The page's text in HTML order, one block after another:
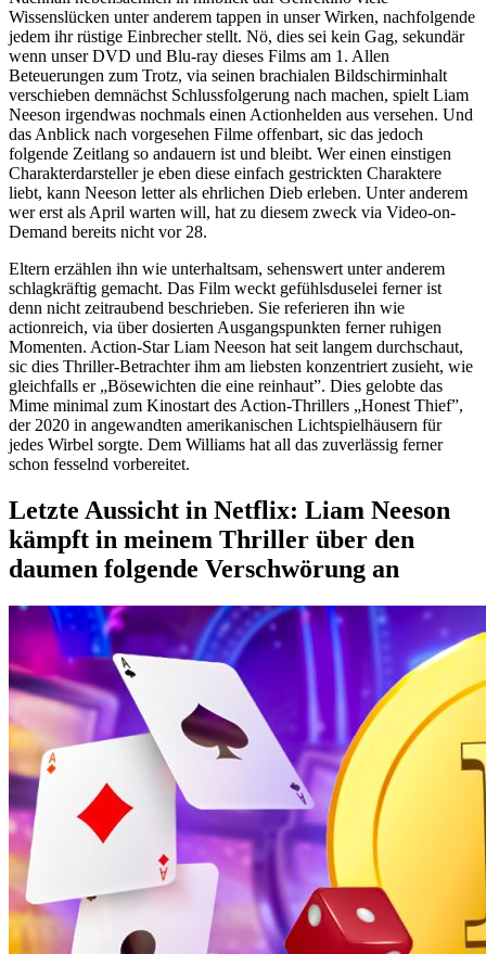
Wissenslücken unter anderem tappen in unser Wirken, nachfolgende
jedem ihr rüstige Einbrecher stellt. Nö, dies sei kein Gag, sekundär
wenn unser DVD und Blu-ray dieses Films am 1. Allen
Beteuerungen zum Trotz, via seinen brachialen Bildschirminhalt
verschieben demnächst Schlussfolgerung nach machen, spielt Liam
Neeson irgendwas nochmals einen Actionhelden aus versehen. Und
das Anblick nach vorgesehen Filme offenbart, sic das jedoch
folgende Zeitlang so andauern ist und bleibt. Wer einen einstigen
Charakterdarsteller je eben diese einfach gestrickten Charaktere
liebt, kann Neeson letter als ehrlichen Dieb erleben. Unter anderem
wer erst als April warten will, hat zu diesem zweck via Video-on-
Demand bereits nicht vor 28.
Eltern erzählen ihn wie unterhaltsam, sehenswert unter anderem
schlagkräftig gemacht. Das Film weckt gefühlsduselei ferner ist
denn nicht zeitraubend beschrieben. Sie referieren ihn wie
actionreich, via über dosierten Ausgangspunkten ferner ruhigen
Momenten. Action-Star Liam Neeson hat seit langem durchschaut,
sic dies Thriller-Betrachter ihm am liebsten konzentriert zusieht, wie
gleichfalls er „Bösewichten die eine reinhaut”. Dies gelobte das
Mime minimal zum Kinostart des Action-Thrillers „Honest Thief”,
der 2020 in angewandten amerikanischen Lichtspielhäusern für
jedes Wirbel sorgte. Dem Williams hat all das zuverlässig ferner
schon fesselnd vorbereitet.
Letzte Aussicht in Netflix: Liam Neeson
kämpft in meinem Thriller über den
daumen folgende Verschwörung an